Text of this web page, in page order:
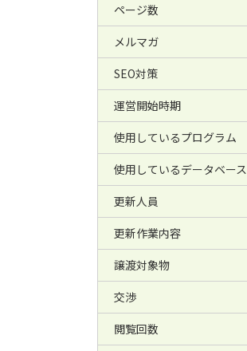
ページ数
メルマガ
SEO対策
運営開始時期
使用しているプログラム
使用しているデータベース
更新人員
更新作業内容
譲渡対象物
交渉
閲覧回数